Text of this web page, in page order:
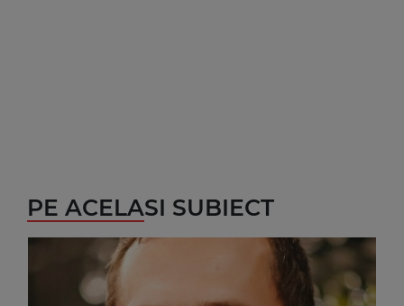
PE ACELASI SUBIECT